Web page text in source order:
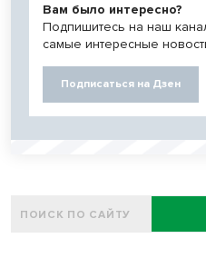
Вам было интересно?
Подпишитесь на наш
самые интересные
Подписаться на Дзен